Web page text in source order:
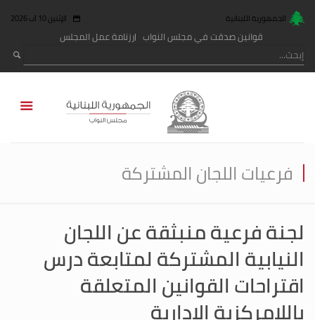
الجمهورية اللبنانية الإثنين 10 آب 2026
قوانين صدقت في مجلس النواب رزنامة عمل المجلس
فرعيات اللجان المشتركة
لجنة فرعية منبثقة عن اللجان
النيابية المشتركة لمتابعة درس
اقتراحات القوانين المتعلقة
باللامركزية الادارية